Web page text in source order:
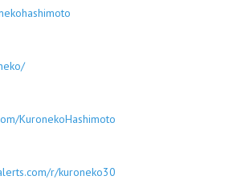
KuronekoHashimoto
r/kuroneko30